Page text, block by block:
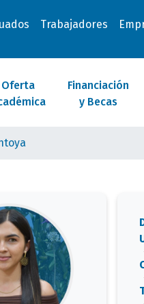
Trabajadores
Oferta
Financiación
y Becas